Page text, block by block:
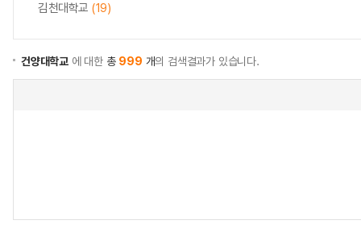
김천대학교 (19)
건양대학교 에 대한 총 999 개의 검색결과가 있습니다.